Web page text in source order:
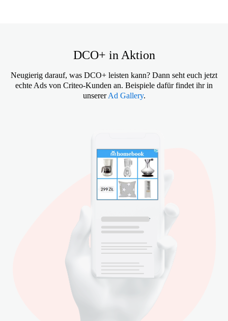
DCO+ in Aktion
Neugierig darauf, was DCO+ leisten kann? Dann seht euch jetzt
echte Ads von Criteo-Kunden an. Beispiele dafür findet ihr in
unsererAd Gallery.